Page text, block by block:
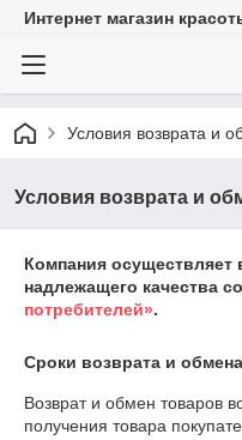
Интернет магазин
Условия возврата и
Условия возврата и
Компания осуществляет
надлежащего качества
потребителей».
Сроки возврата и обмена
Возврат и обмен товаров
получения товара